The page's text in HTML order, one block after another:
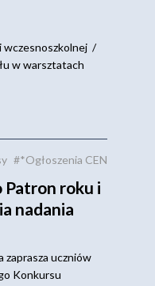
wczesnoszkolnej /
w warsztatach
#*Ogłoszenia CEN
roku i
nadania
zaprasza uczniów
Konkursu